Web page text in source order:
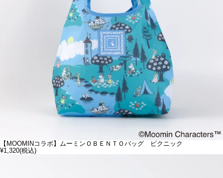
【MOOMINコラボ】ムーミンＯＢＥＮＴＯバッグ ピクニック
¥1,320(税込)